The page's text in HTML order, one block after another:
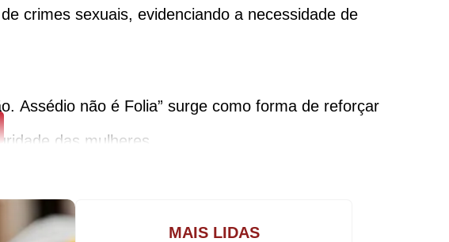
crimes sexuais, evidenciando a necessidade de
Assédio não é Folia” surge como forma de reforçar
das mulheres.
MAIS LIDAS